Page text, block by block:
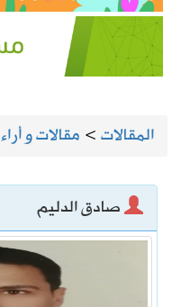
المقالات> مقالات و أراء
صادق الدليم